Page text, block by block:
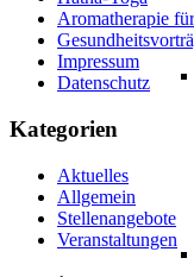
Aromatherapie
Impressum
Datenschutz
Kategorien
Aktuelles
Allgemein
Stellenangebote
Veranstaltungen